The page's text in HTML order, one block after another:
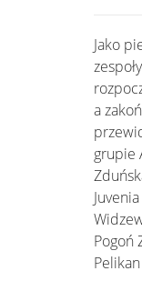
Jako
a
grupie
Pogoń